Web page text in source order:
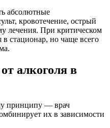
абсолютные
кровотечение, острый
лечения. При критическом
в стационар, но чаще всего
алкоголя в
принципу — врач
их в зависимости